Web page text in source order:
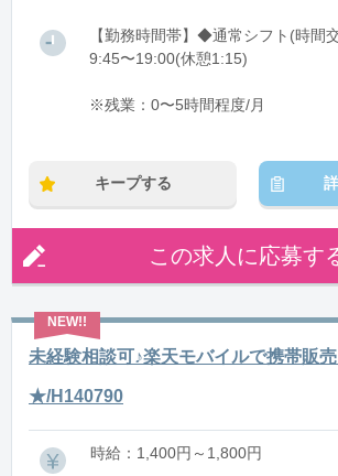
【勤務時間帯】◆通常シフト(時間
9:45〜19:00(休憩1:15)
※残業：0〜5時間程度/月
キープする
この求人に応募す
未経験相談可♪楽天モバイルで携帯販
★/H140790
時給：1,400円～1,800円